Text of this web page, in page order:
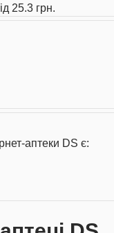
25.3 грн.
аптеки DS є: